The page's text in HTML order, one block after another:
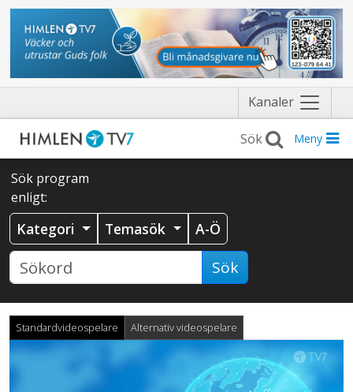
Kanaler Näytä
valikko
Meny
Sök program
enligt:
Kategori Temasök A-Ö
Sök
Standardvideospelare Alternativ videospelare